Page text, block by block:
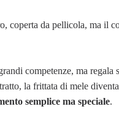
coperta da pellicola, ma il
competenze, ma
la frittata di mele diventa
semplice ma speciale.